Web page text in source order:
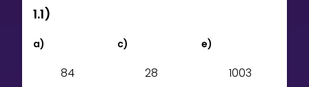
Show more
Invite a Friend
1.1)
a)
84
c)
28
e)
1003